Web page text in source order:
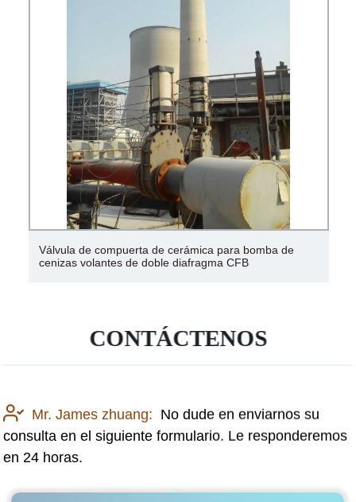
Válvula de compuerta de cerámica para bomba de
cenizas volantes de doble diafragma CFB
CONTÁCTENOS
Mr. James zhuang: No dude en enviarnos su
consulta en el siguiente formulario. Le responderemos
en 24 horas.